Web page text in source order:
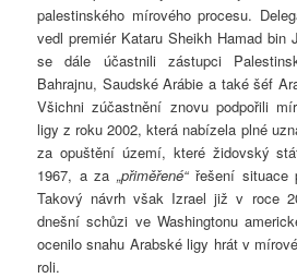
palestinského mírového procesu.
vedl premiér Kataru Sheikh Hamad bin
se dále účastnili zástupci
Bahrajnu, Saudské Arábie a také šéf
Všichni zúčastnění znovu podpořili
ligy z roku 2002, která nabízela plné
za opuštění území, které židovský
1967, a za„přiměřené“řešení situace
Takový návrh však Izrael již v roce
dnešní schůzi ve Washingtonu
ocenilo snahu Arabské ligy hrát v
roli.